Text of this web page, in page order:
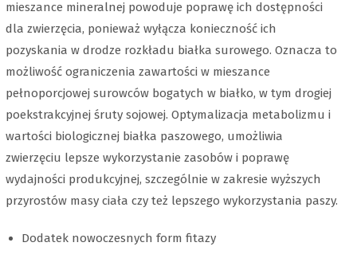
mieszance mineralnej powoduje poprawę ich dostępności
dla zwierzęcia, ponieważ wyłącza konieczność ich
pozyskania w drodze rozkładu białka surowego. Oznacza to
możliwość ograniczenia zawartości w mieszance
pełnoporcjowej surowców bogatych w białko, w tym drogiej
poekstrakcyjnej śruty sojowej. Optymalizacja metabolizmu i
wartości biologicznej białka paszowego, umożliwia
zwierzęciu lepsze wykorzystanie zasobów i poprawę
wydajności produkcyjnej, szczególnie w zakresie wyższych
przyrostów masy ciała czy też lepszego wykorzystania paszy.
Dodatek nowoczesnych form fitazy